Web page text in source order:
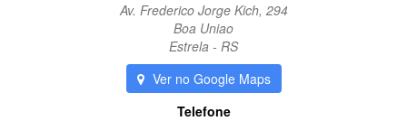
Av. Frederico Jorge Kich, 294
Boa Uniao
Estrela - RS
Ver no Google Maps
Telefone